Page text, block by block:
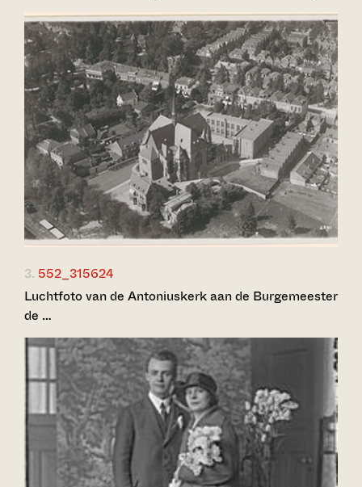
3. 552_315624
Luchtfoto van de Antoniuskerk aan de Burgemeester
de …